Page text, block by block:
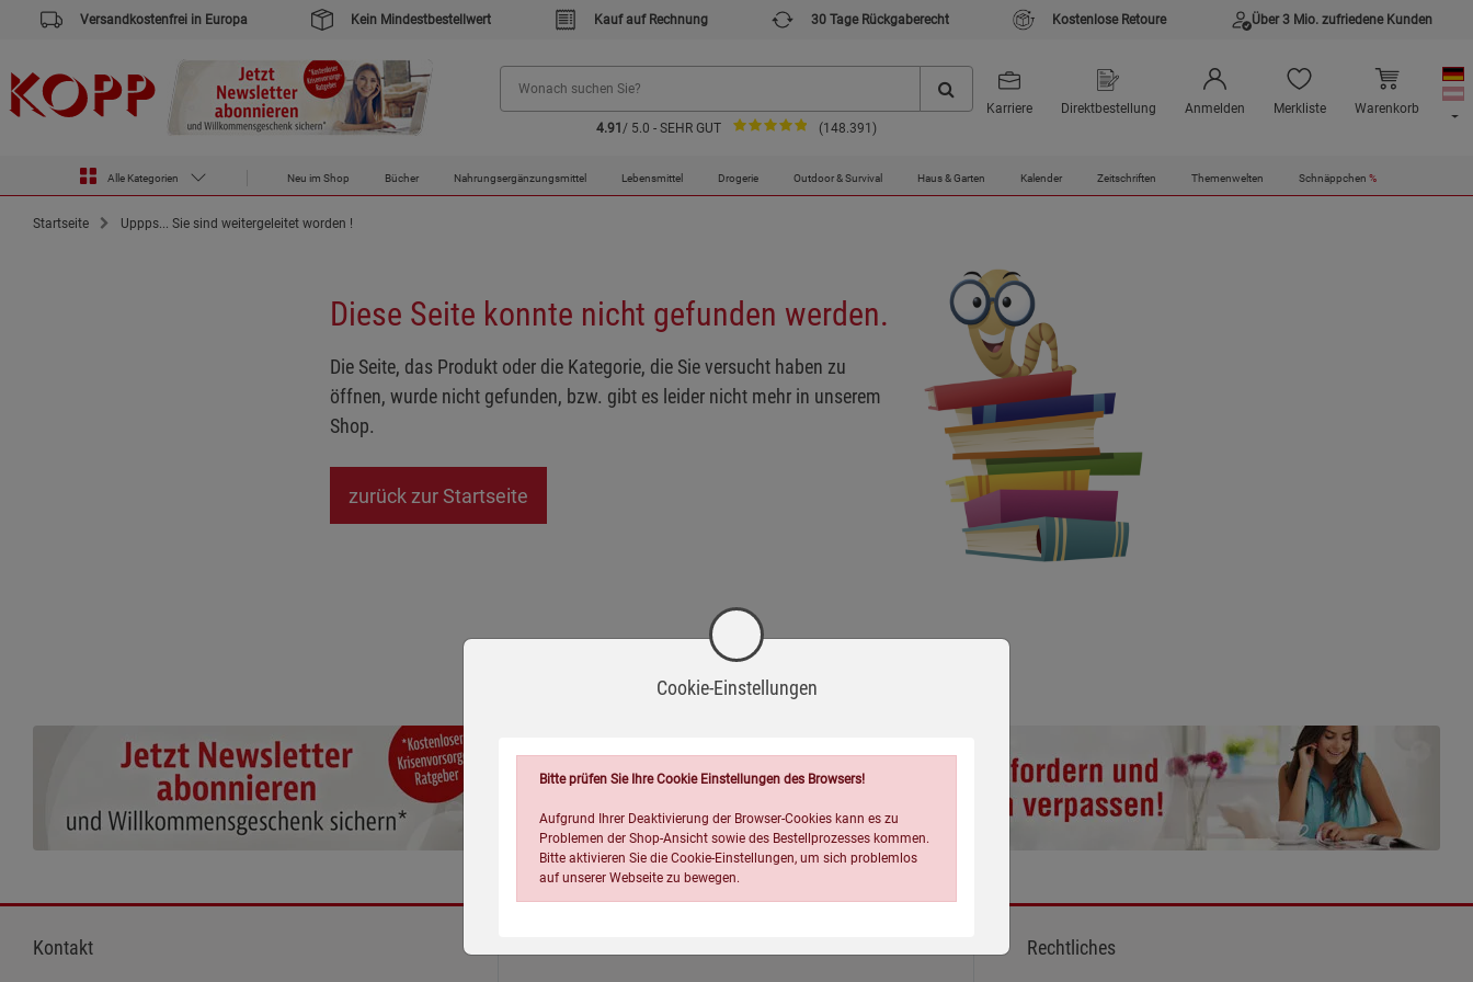
Versandkostenfrei in Europa Kein Mindestbestellwert Kauf auf Rechnung 30 Tage Rückgaberecht Kostenlose Retoure Über 3 Mio. zufriedene Kunden
4.91 / 5.0 - SEHR GUT (148.391)
Karriere Direktbestellung Anmelden Merkliste Warenkorb
Alle Kategorien Neu im Shop Bücher Nahrungsergänzungsmittel Lebensmittel Drogerie Outdoor & Survival Haus & Garten Kalender Zeitschriften Themenwelten Schnäppchen %
Startseite Uppps... Sie sind weitergeleitet worden !
Diese Seite konnte nicht gefunden werden.
Die Seite, das Produkt oder die Kategorie, die Sie versucht haben zu
öffnen, wurde nicht gefunden, bzw. gibt es leider nicht mehr in unserem
Shop.
zurück zur Startseite
Kontakt Rechtliches
Cookie-Einstellungen
Bitte prüfen Sie Ihre Cookie Einstellungen des Browsers!
Aufgrund Ihrer Deaktivierung der Browser-Cookies kann es zu
Problemen der Shop-Ansicht sowie des Bestellprozesses kommen.
Bitte aktivieren Sie die Cookie-Einstellungen, um sich problemlos
auf unserer Webseite zu bewegen.